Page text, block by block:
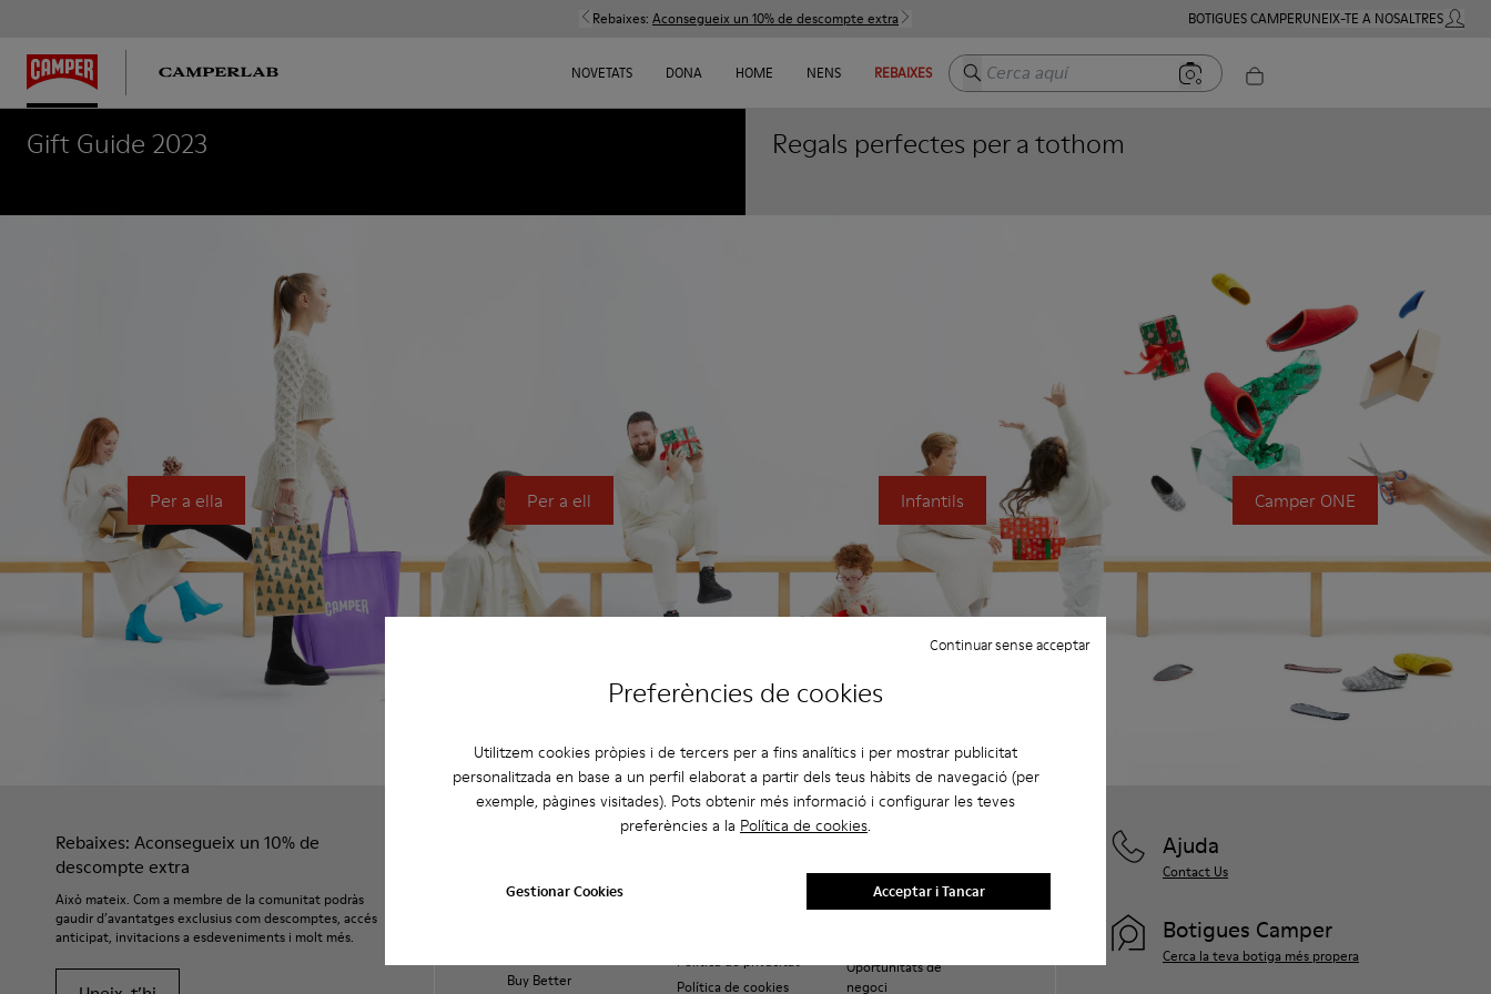
Preferències de cookies
Utilitzem cookies pròpies i de tercers per a fins analítics i per mostrar publicitat
personalitzada en base a un perfil elaborat a partir dels teus hàbits de navegació (per
exemple, pàgines visitades). Pots obtenir més informació i configurar les teves
preferències a la Política de cookies.
Gestionar Cookies
Continuar sense acceptar
Acceptar i Tancar
Rebaixes: Aconsegueix un 10% de descompte extra BOTIGUES CAMPERUNEIX-TE A NOSALTRES
NOVETATS DONA HOME NENS REBAIXES Cerca aquí
Gift Guide 2023 Regals perfectes per a tothom
Per a ella Per a ell Infantils Camper ONE
Rebaixes: Aconsegueix un 10% de
descompte extra
Això mateix. Com a membre de la comunitat podràs
gaudir d’avantatges exclusius com descomptes, accés
anticipat, invitacions a esdeveniments i molt més.
Buy Better
Atenció al client
Politica de privacitat
Política de cookies
Sobre Camper
Camper Together
Social Responsibility
Oportunitats de
negoci
Ajuda
Contact Us
Botigues Camper
Cerca la teva botiga més propera